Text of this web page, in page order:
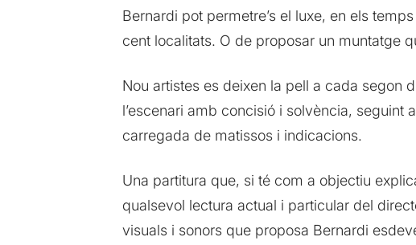
Bernardi pot permetre’s el luxe, en els
cent localitats. O de proposar un muntatge
Nou artistes es deixen la pell a cada segon
l’escenari amb concisió i solvència,
carregada de matissos i indicacions.
Una partitura que, si té com a objectiu
qualsevol lectura actual i particular del
visuals i sonors que proposa Bernardi